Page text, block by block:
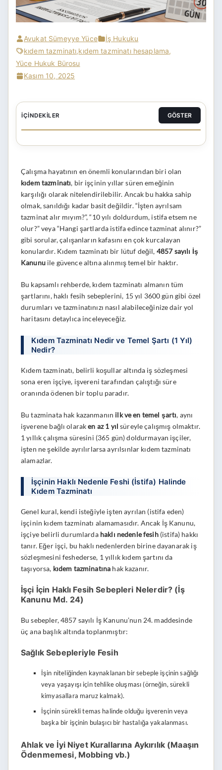
Avukat Sümeyye Yüce
İş Hukuku
kıdem tazminatı,kıdem tazminatı hesaplama,
Yüce Hukuk Bürosu
Kasım 10, 2025
İÇINDEKILER GÖSTER
Çalışma hayatının en önemli konularından biri olan
kıdem tazminatı, bir işçinin yıllar süren emeğinin
karşılığı olarak nitelendirilebilir. Ancak bu hakka sahip
olmak, sanıldığı kadar basit değildir. “İşten ayrılsam
tazminat alır mıyım?”, “10 yılı doldurdum, istifa etsem ne
olur?” veya “Hangi şartlarda istifa edince tazminat alınır?”
gibi sorular, çalışanların kafasını en çok kurcalayan
konulardır. Kıdem tazminatı bir lütuf değil, 4857 sayılı İş
Kanunuile güvence altına alınmış temel bir haktır.
Bu kapsamlı rehberde, kıdem tazminatı almanın tüm
şartlarını, haklı fesih sebeplerini, 15 yıl 3600 gün gibi özel
durumları ve tazminatınızı nasıl alabileceğinize dair yol
haritasını detaylıca inceleyeceğiz.
Kıdem Tazminatı Nedir ve Temel Şartı (1 Yıl)
Nedir?
Kıdem tazminatı, belirli koşullar altında iş sözleşmesi
sona eren işçiye, işvereni tarafından çalıştığı süre
oranında ödenen bir toplu paradır.
Bu tazminata hak kazanmanın ilk ve en temel şartı, aynı
işverene bağlı olaraken az 1 yıl süreyle çalışmış olmaktır.
1 yıllık çalışma süresini (365 gün) doldurmayan işçiler,
işten ne şekilde ayrılırlarsa ayrılsınlar kıdem tazminatı
alamazlar.
İşçinin Haklı Nedenle Feshi (İstifa) Halinde
Kıdem Tazminatı
Genel kural, kendi isteğiyle işten ayrılan (istifa eden)
işçinin kıdem tazminatı alamamasıdır. Ancak İş Kanunu,
işçiye belirli durumlarda haklı nedenle fesih(istifa) hakkı
tanır. Eğer işçi, bu haklı nedenlerden birine dayanarak iş
sözleşmesini feshederse, 1 yıllık kıdem şartını da
taşıyorsa, kıdem tazminatına hak kazanır.
İşçi İçin Haklı Fesih Sebepleri Nelerdir? (İş
Kanunu Md. 24)
Bu sebepler, 4857 sayılı İş Kanunu’nun 24. maddesinde
üç ana başlık altında toplanmıştır:
Sağlık Sebepleriyle Fesih
İşin niteliğinden kaynaklanan bir sebeple işçinin sağlığı
veya yaşayışı için tehlike oluşması (örneğin, sürekli
kimyasallara maruz kalmak).
İşçinin sürekli temas halinde olduğu işverenin veya
başka bir işçinin bulaşıcı bir hastalığa yakalanması.
Ahlak ve İyi Niyet Kurallarına Aykırılık (Maaşın
Ödenmemesi, Mobbing vb.)